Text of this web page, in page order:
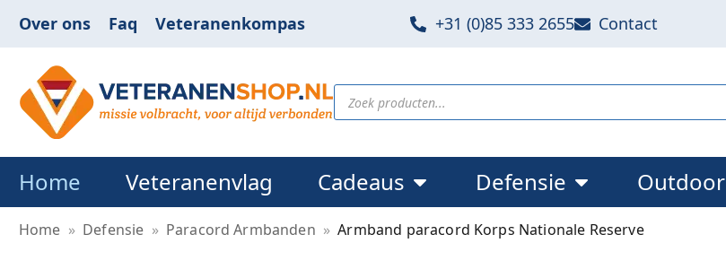
Over ons Faq Veteranenkompas +31 (0)85 333 2655 Contact
Home Veteranenvlag Cadeaus Defensie Outdoor
Home » Defensie » Paracord Armbanden » Armband paracord Korps Nationale Reserve